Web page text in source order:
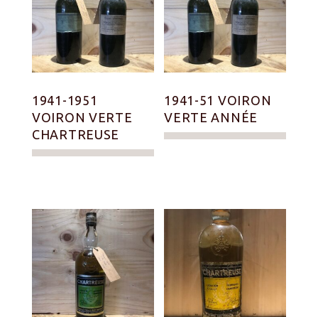
1941-1951
VOIRON VERTE
CHARTREUSE
1941-51 VOIRON
VERTE ANNÉE